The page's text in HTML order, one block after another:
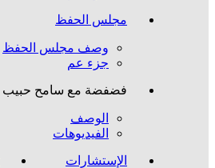
مجلس الحفظ
وصف مجلس الحفظ
جزء عم
فضفضة مع سامح حبيب
الوصف
الفيديوهات
الإستشارات